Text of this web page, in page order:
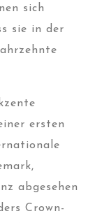
sich
sie in der
ersten
abgesehen
Crown-